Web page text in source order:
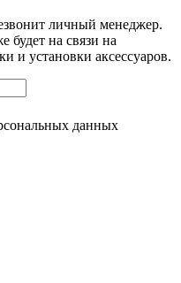
личный менеджер.
будет на связи на
и установки аксессуаров.
данных